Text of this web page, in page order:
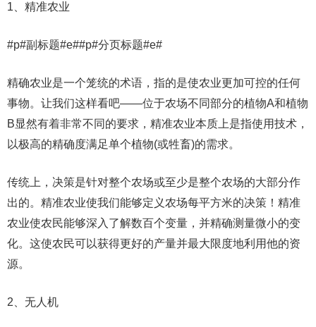
1、精准农业
#p#副标题#e##p#分页标题#e#
精确农业是一个笼统的术语，指的是使农业更加可控的任何
事物。让我们这样看吧——位于农场不同部分的植物A和植物
B显然有着非常不同的要求，精准农业本质上是指使用技术，
以极高的精确度满足单个植物(或牲畜)的需求。
传统上，决策是针对整个农场或至少是整个农场的大部分作
出的。精准农业使我们能够定义农场每平方米的决策！精准
农业使农民能够深入了解数百个变量，并精确测量微小的变
化。这使农民可以获得更好的产量并最大限度地利用他的资
源。
2、无人机